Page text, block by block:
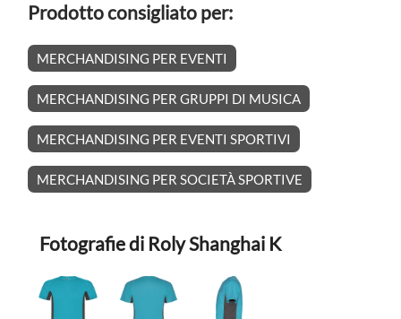
Prodotto consigliato per:
MERCHANDISING PER EVENTI
MERCHANDISING PER GRUPPI DI MUSICA
MERCHANDISING PER EVENTI SPORTIVI
MERCHANDISING PER SOCIETÀ SPORTIVE
Fotografie di Roly Shanghai K